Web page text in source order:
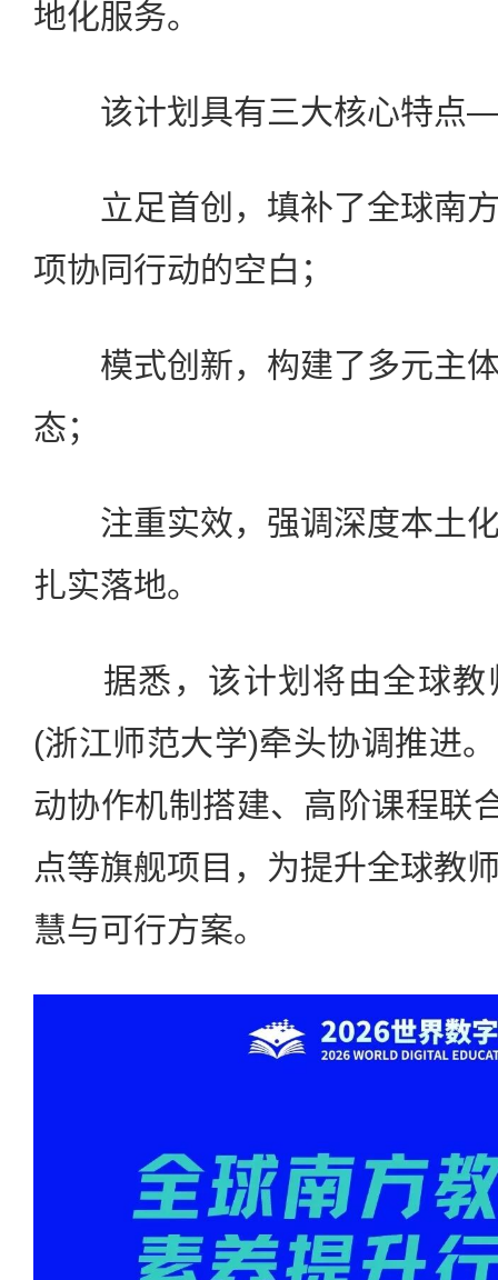
地化服务。
该计划具有三大核心特点
立足首创，填补了全球南方
项协同行动的空白；
模式创新，构建了多元主体
态；
注重实效，强调深度本土化
扎实落地。
据悉，该计划将由全球教
(浙江师范大学)牵头协调推进
动协作机制搭建、高阶课程联
点等旗舰项目，为提升全球教
慧与可行方案。